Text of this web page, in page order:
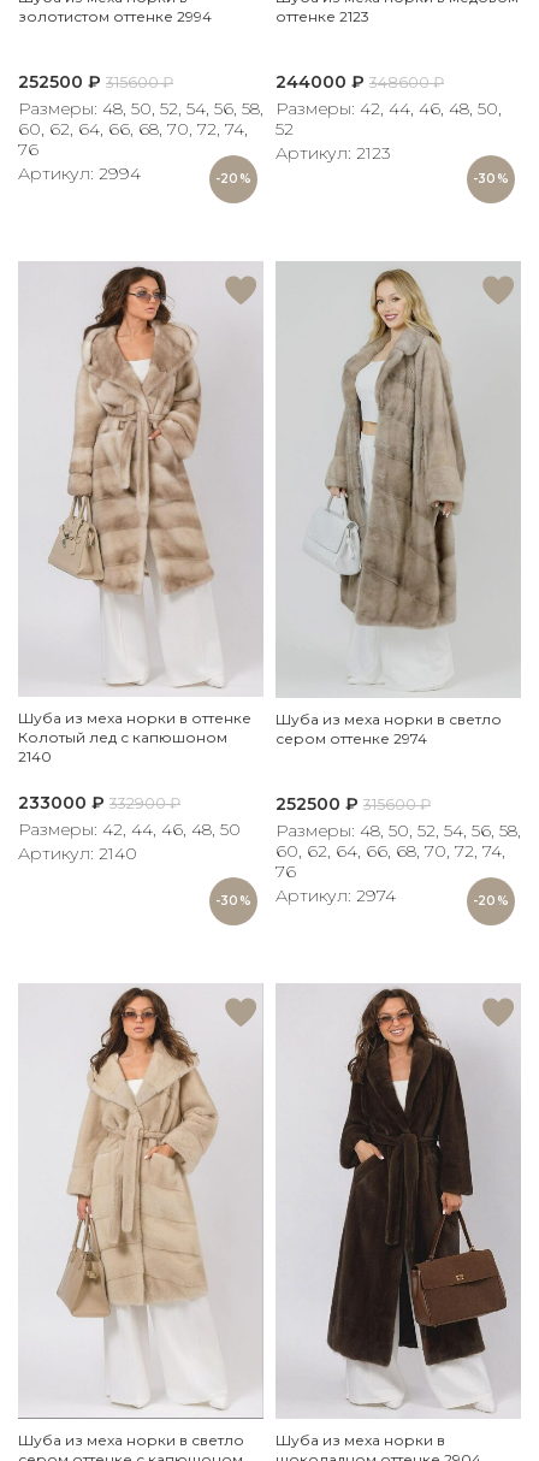
-20%
золотистом оттенке 2994
252500 ₽ 315600₽
Размеры: 48, 50, 52, 54, 56, 58,
60, 62, 64, 66, 68, 70, 72, 74,
76
Артикул: 2994
-30%
оттенке 2123
244000 ₽ 348600₽
Размеры: 42, 44, 46, 48, 50,
52
Артикул: 2123
-30%
Шуба из меха норки в оттенке
Колотый лед с капюшоном
2140
233000 ₽ 332900₽
Размеры: 42, 44, 46, 48, 50
Артикул: 2140
-20%
Шуба из меха норки в светло
сером оттенке 2974
252500 ₽ 315600₽
Размеры: 48, 50, 52, 54, 56, 58,
60, 62, 64, 66, 68, 70, 72, 74,
76
Артикул: 2974
Шуба из меха норки в светло
Шуба из меха норки в